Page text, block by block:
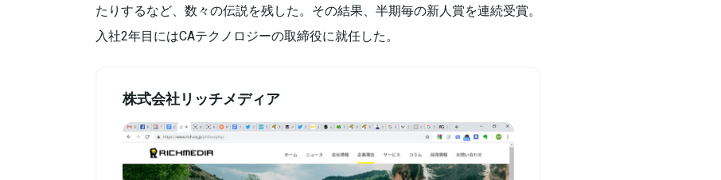
たりするなど、数々の伝説を残した。その結果、半期毎の新人賞を連続受賞。
入社2年目にはCAテクノロジーの取締役に就任した。
株式会社リッチメディア